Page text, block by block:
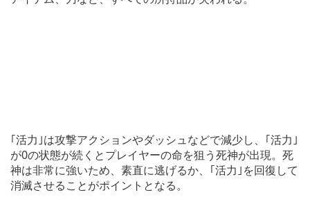
｢活力｣は攻撃アクションやダッシュなどで減少し、｢活力｣
が0の状態が続くとプレイヤーの命を狙う死神が出現。死
神は非常に強いため、素直に逃げるか、｢活力｣を回復して
消滅させることがポイントとなる。